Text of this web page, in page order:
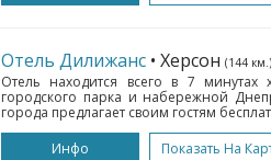
Отель Дилижанс • Херсон (144 км.)
Отель находится всего в 7 минутах
городского парка и набережной
города предлагает своим гостям
Инфо
Показать На